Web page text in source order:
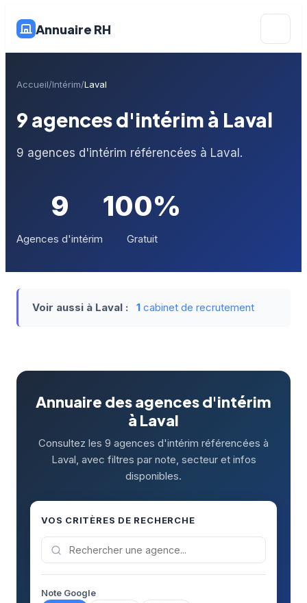
Annuaire RH
Accueil Intérim Laval
9 agences d'intérim à Laval
9 agences d'intérim référencées à Laval.
9
Agences d'intérim
100%
Gratuit
Voir aussi à Laval : 1 cabinet de recrutement
Annuaire des agences d'intérim
à Laval
Consultez les 9 agences d'intérim référencées à
Laval, avec filtres par note, secteur et infos
disponibles.
VOS CRITÈRES DE RECHERCHE
Note Google